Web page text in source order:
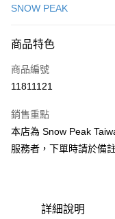
3 期 0 利率 每期
合作金庫商業銀行
上海商業儲蓄銀行
臺灣中小企業銀行
匯豐（台灣）商業銀行
聯邦商業銀行
台灣樂天信用卡公司
超商取貨付款
LINE Pay
Apple Pay
ATM付款
SNOW PEAK
商品特色
商品編號
11811121
銷售重點
本店為 Snow Peak
服務者，下單時請於備
詳細說明